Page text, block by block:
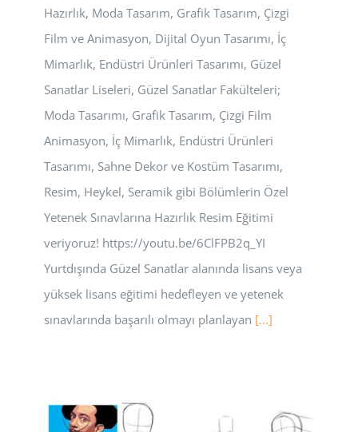
Hazırlık, Moda Tasarım, Grafik Tasarım, Çizgi
Film ve Animasyon, Dijital Oyun Tasarımı, İç
Mimarlık, Endüstri Ürünleri Tasarımı, Güzel
Sanatlar Liseleri, Güzel Sanatlar Fakülteleri;
Moda Tasarımı, Grafik Tasarım, Çizgi Film
Animasyon, İç Mimarlık, Endüstri Ürünleri
Tasarımı, Sahne Dekor ve Kostüm Tasarımı,
Resim, Heykel, Seramik gibi Bölümlerin Özel
Yetenek Sınavlarına Hazırlık Resim Eğitimi
veriyoruz! https://youtu.be/6ClFPB2q_YI
Yurtdışında Güzel Sanatlar alanında lisans veya
yüksek lisans eğitimi hedefleyen ve yetenek
sınavlarında başarılı olmayı planlayan [...]